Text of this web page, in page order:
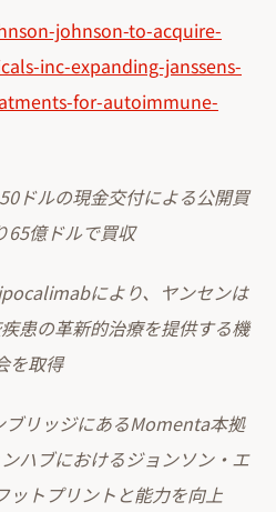
johnson-to-acquire-
inc-expanding-janssens-
for-autoimmune-
ドルの現金交付による公開買
65億ドルで買収
により、ヤンセンは
患の革新的治療を提供する機
を取得
ブリッジにあるMomenta本拠
ハブにおけるジョンソン・エ
ットプリントと能力を向上